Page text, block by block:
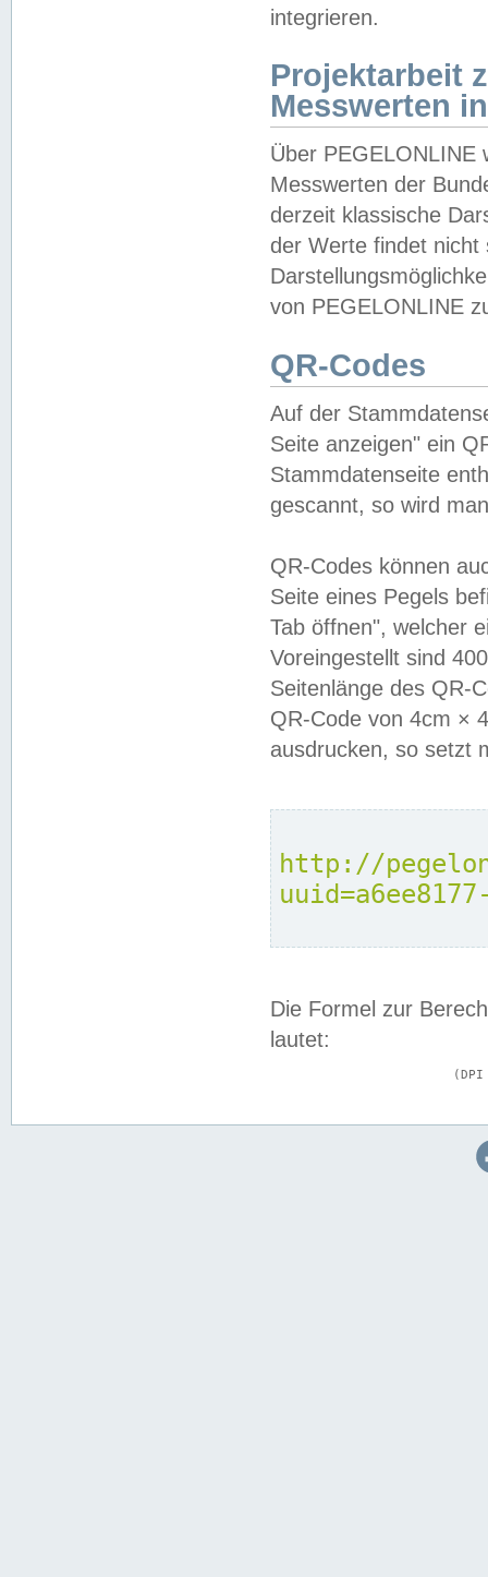
integrieren.
Projektarbeit
Messwerten
Über PEGELONLINE
Messwerten der
derzeit klassische
der Werte findet
von PEGELONLINE
QR-Codes
Auf der
Seite anzeigen" ein
Stammdatenseite
gescannt, so wird
QR-Codes können
Seite eines Pegels
Tab öffnen", welcher
Voreingestellt sind
Seitenlänge des QR-
QR-Code von 4cm ×
ausdrucken, so setzt
http://
Die Formel zur
lautet: